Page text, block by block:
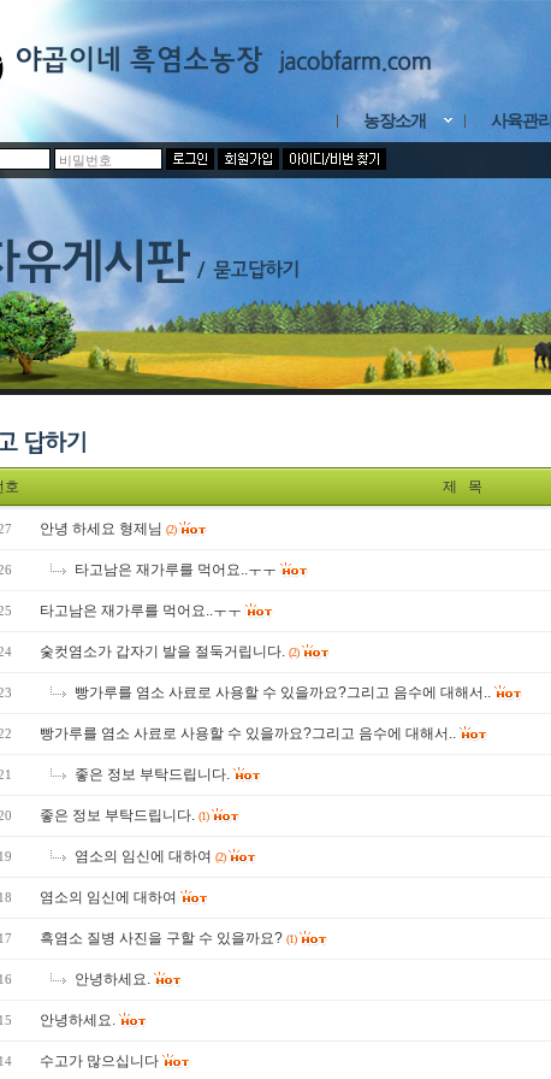
농장소개 사육관리
호 제 목
안녕 하세요 형제님 (2)
타고남은 재가루를 먹어요..ㅜㅜ
타고남은 재가루를 먹어요..ㅜㅜ
숯컷염소가 갑자기 발을 절둑거립니다. (2)
빵가루를 염소 사료로 사용할 수 있을까요?그리고 음수에 대해서..
빵가루를 염소 사료로 사용할 수 있을까요?그리고 음수에 대해서..
좋은 정보 부탁드립니다.
좋은 정보 부탁드립니다. (1)
19 염소의 임신에 대하여 (2)
18 염소의 임신에 대하여
17 흑염소 질병 사진을 구할 수 있을까요? (1)
16 안녕하세요.
15 안녕하세요.
14 수고가 많으십니다